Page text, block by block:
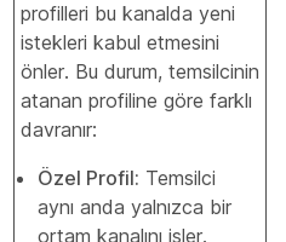
profilleri bu kanalda yeni
istekleri kabul etmesini
önler. Bu durum, temsilcinin
atanan profiline göre farklı
davranır:
Özel Profil: Temsilci
aynı anda yalnızca bir
ortam kanalını işler.